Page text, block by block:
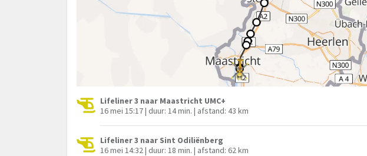
Lifeliner 3 naar Maastricht UMC+
16 mei 15:17 | duur: 14 min. | afstand: 43 km
Lifeliner 3 naar Sint Odiliënberg
16 mei 14:32 | duur: 18 min. | afstand: 62 km